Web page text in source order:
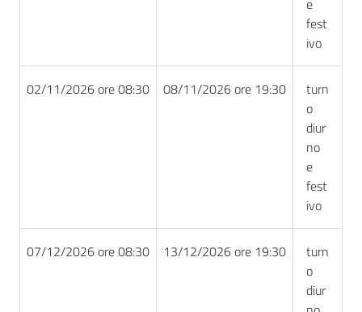
fest
ivo
02/11/2026 ore 08:30 08/11/2026 ore 19:30
turn
o
diur
no
e
fest
ivo
07/12/2026 ore 08:30 13/12/2026 ore 19:30
turn
o
diur